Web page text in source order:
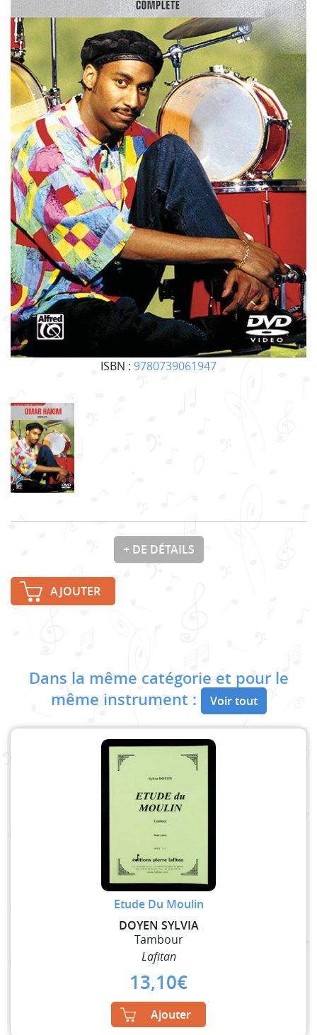
ISBN : 9780739061947
+ DE DÉTAILS
AJOUTER
Dans la même catégorie et pour le
même instrument :
Voir tout
Etude Du Moulin
DOYEN SYLVIA
Tambour
Lafitan
13,10€
Ajouter